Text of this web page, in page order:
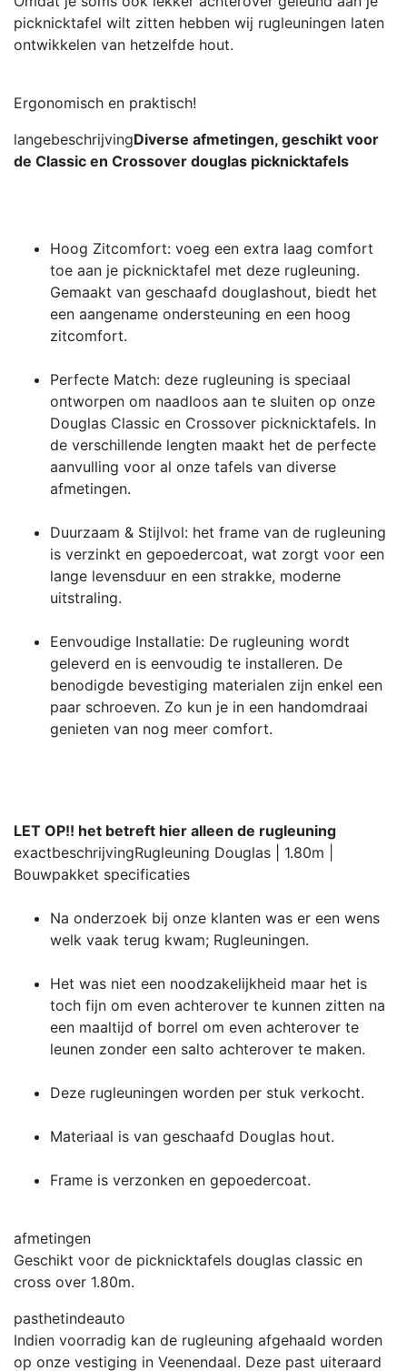
picknicktafel wilt zitten hebben wij rugleuningen laten
ontwikkelen van hetzelfde hout.
Ergonomisch en praktisch!
langebeschrijvingDiverse afmetingen, geschikt voor
de Classic en Crossover douglas picknicktafels
Hoog Zitcomfort: voeg een extra laag comfort
toe aan je picknicktafel met deze rugleuning.
Gemaakt van geschaafd douglashout, biedt het
een aangename ondersteuning en een hoog
zitcomfort.
Perfecte Match: deze rugleuning is speciaal
ontworpen om naadloos aan te sluiten op onze
Douglas Classic en Crossover picknicktafels. In
de verschillende lengten maakt het de perfecte
aanvulling voor al onze tafels van diverse
afmetingen.
Duurzaam & Stijlvol: het frame van de rugleuning
is verzinkt en gepoedercoat, wat zorgt voor een
lange levensduur en een strakke, moderne
uitstraling.
Eenvoudige Installatie: De rugleuning wordt
geleverd en is eenvoudig te installeren. De
benodigde bevestiging materialen zijn enkel een
paar schroeven. Zo kun je in een handomdraai
genieten van nog meer comfort.
LET OP!! het betreft hier alleen de rugleuning
exactbeschrijvingRugleuning Douglas | 1.80m |
Bouwpakket specificaties
Na onderzoek bij onze klanten was er een wens
welk vaak terug kwam; Rugleuningen.
Het was niet een noodzakelijkheid maar het is
toch fijn om even achterover te kunnen zitten na
een maaltijd of borrel om even achterover te
leunen zonder een salto achterover te maken.
Deze rugleuningen worden per stuk verkocht.
Materiaal is van geschaafd Douglas hout.
Frame is verzonken en gepoedercoat.
afmetingen
Geschikt voor de picknicktafels douglas classic en
cross over 1.80m.
pasthetindeauto
Indien voorradig kan de rugleuning afgehaald worden
op onze vestiging in Veenendaal. Deze past uiteraard